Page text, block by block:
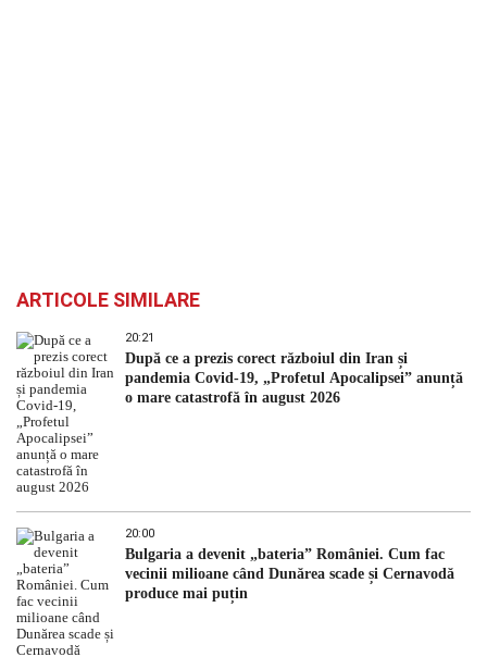
ARTICOLE SIMILARE
20:21
După ce a prezis corect războiul din Iran și
pandemia Covid-19, „Profetul Apocalipsei” anunță
o mare catastrofă în august 2026
20:00
Bulgaria a devenit „bateria” României. Cum fac
vecinii milioane când Dunărea scade și Cernavodă
produce mai puțin